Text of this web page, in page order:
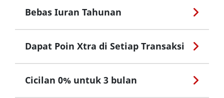
Bebas Iuran Tahunan
Dapat Poin Xtra di Setiap Transaksi
Cicilan 0% untuk 3 bulan